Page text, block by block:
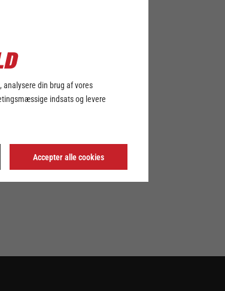
din brug af vores
indsats og levere
Accepter alle cookies